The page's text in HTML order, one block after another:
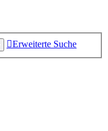
Erweiterte Suche